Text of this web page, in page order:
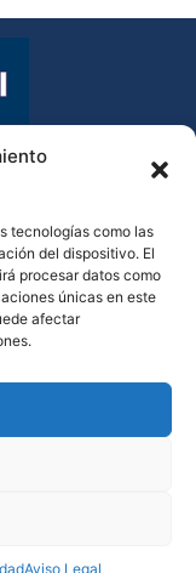
tecnologías como las
del dispositivo. El
procesar datos como
únicas en este
afectar
Aviso Legal
Camino de